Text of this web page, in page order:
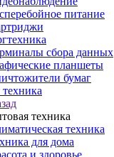
питание
сбора данных
планшеты
бумаг
техника
техника
для дома
и здоровье